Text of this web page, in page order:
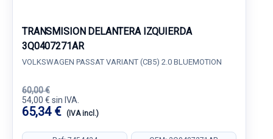
TRANSMISION DELANTERA IZQUIERDA
3Q0407271AR
VOLKSWAGEN PASSAT VARIANT (CB5) 2.0 BLUEMOTION
60,00 €
54,00 € sin IVA.
65,34 € (IVA incl.)